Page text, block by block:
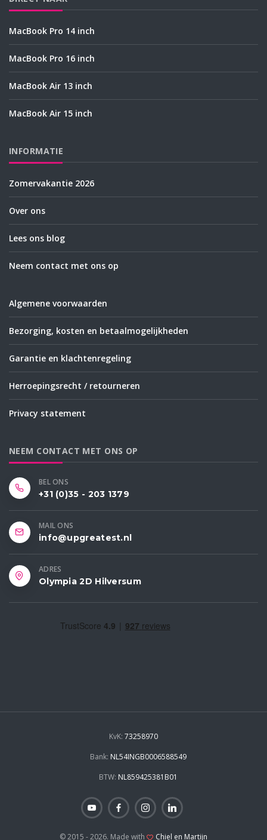
MacBook Pro 14 inch
MacBook Pro 16 inch
MacBook Air 13 inch
MacBook Air 15 inch
INFORMATIE
Zomervakantie 2026
Over ons
Lees ons blog
Neem contact met ons op
Algemene voorwaarden
Bezorging, kosten en betaalmogelijkheden
Garantie en klachtenregeling
Herroepingsrecht / retourneren
Privacy statement
NEEM CONTACT MET ONS OP
BEL ONS
+31 (0)35 - 203 1379
MAIL ONS
info@upgreatest.nl
ADRES
Olympia 2D Hilversum
KvK: 73258970
Bank: NL54INGB0006588549
BTW: NL859425381B01
© 2015 - 2026. Made with
Chiel en Martijn